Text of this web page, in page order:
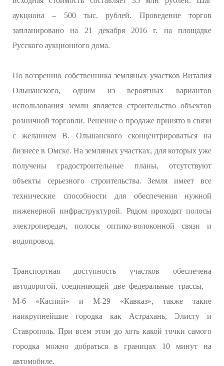
аукциона – 500 тыс. рублей. Проведение торгов
запланировано на 21 декабря 2016 г. на площадке
Русского аукционного дома.
По воззрению собственника земляных участков Виталия
Ольшанского, одним из вероятных вариантов
использования земли является строительство объектов
розничной торговли. Решение о продаже принято в связи
с желанием В. Ольшанского сконцентрироваться на
бизнесе в Омске. На земляных участках, для которых уже
получены градостроительные планы, отсутствуют
объекты серьезного строительства. Земля имеет все
технические способности для обеспечения нужной
инженерной инфраструктурой. Рядом проходят полосы
электропередач, полосы оптико-волоконной связи и
водопровод.
Транспортная доступность участков обеспечена
автодорогой, соединяющей две федеральные трассы, –
М-6 «Каспий» и М-29 «Кавказ», также такие
наикрупнейшие городка как Астрахань, Элисту и
Ставрополь. При всем этом до хоть какой точки самого
городка можно добраться в границах 10 минут на
автомобиле.